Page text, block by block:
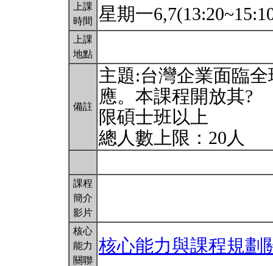
上課
時間
星期一
上課
地點
備註
主題:台灣企業面臨
應。本課程開放其?
限碩士班以上
總人數上限：20人
課程
簡介
影片
核心
能力
關聯
核心能力與課程規劃